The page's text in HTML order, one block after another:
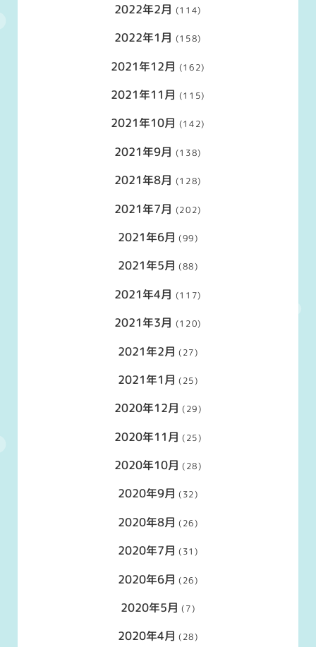
2022年2月 (114)
2022年1月 (158)
2021年12月 (162)
2021年11月 (115)
2021年10月 (142)
2021年9月 (138)
2021年8月 (128)
2021年7月 (202)
2021年6月 (99)
2021年5月 (88)
2021年4月 (117)
2021年3月 (120)
2021年2月 (27)
2021年1月 (25)
2020年12月 (29)
2020年11月 (25)
2020年10月 (28)
2020年9月 (32)
2020年8月 (26)
2020年7月 (31)
2020年6月 (26)
2020年5月 (7)
2020年4月 (28)